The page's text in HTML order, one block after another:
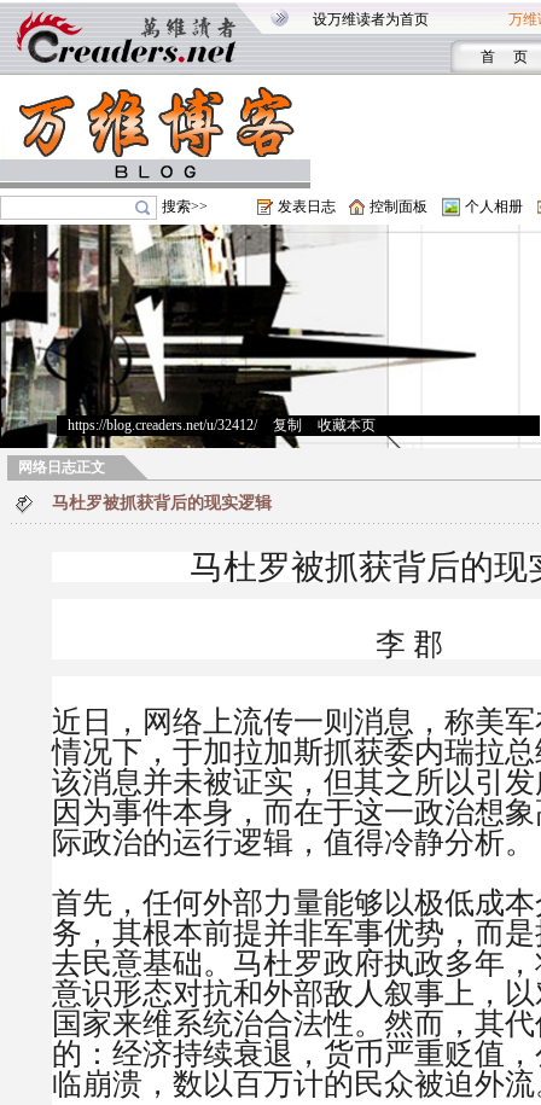
设万维读者为首页 万维
首 页
搜索>> 发表日志 控制面板 个人相册
https://blog.creaders.net/u/32412/> 复制 收藏本页
网络日志正文
马杜罗被抓获背后的现实逻辑
马杜罗被抓获背后的现
李 郡
近日，网络上流传一则消息，称美
情况下，于加拉加斯抓获委内瑞拉
该消息并未被证实，但其之所以引
因为事件本身，而在于这一政治想
际政治的运行逻辑，值得冷静分析。
首先，任何外部力量能够以极低成
务，其根本前提并非军事优势，而
去民意基础。马杜罗政府执政多年
意识形态对抗和外部敌人叙事上，
国家来维系统治合法性。然而，其
的：经济持续衰退，货币严重贬值
临崩溃，数以百万计的民众被迫外